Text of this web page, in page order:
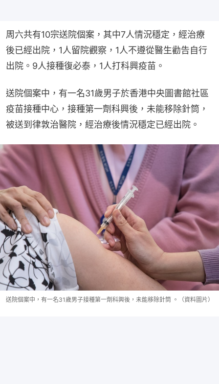
周六共有10宗送院個案，其中7人情況穩定，經治療
後已經出院，1人留院觀察，1人不遵從醫生勸告自行
出院。9人接種復必泰，1人打科興疫苗。
送院個案中，有一名31歲男子於香港中央圖書館社區
疫苗接種中心，接種第一劑科興後，未能移除針筒，
被送到律敦治醫院，經治療後情況穩定已經出院。
送院個案中，有一名31歲男子接種第一劑科興後，未能移除針筒 。（資料圖片）